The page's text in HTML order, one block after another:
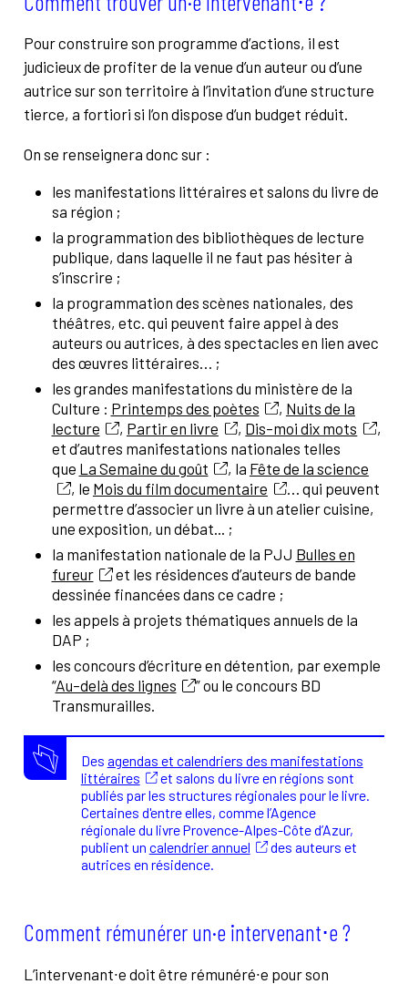
Pour construire son programme d’actions, il est
judicieux de profiter de la venue d’un auteur ou d’une
autrice sur son territoire à l’invitation d’une structure
tierce, a fortiori si l’on dispose d’un budget réduit.
On se renseignera donc sur :
les manifestations littéraires et salons du livre de
sa région ;
la programmation des bibliothèques de lecture
publique, dans laquelle il ne faut pas hésiter à
s’inscrire ;
la programmation des scènes nationales, des
théâtres, etc. qui peuvent faire appel à des
auteurs ou autrices, à des spectacles en lien avec
des œuvres littéraires… ;
les grandes manifestations du ministère de la
Culture : Printemps des poètes , Nuits de la
lecture
, Partir en livre , Dis-moi dix mots
,
et d’autres manifestations nationales telles
que La Semaine du goût , la Fête de la science
, le Mois du film documentaire
… qui peuvent
permettre d’associer un livre à un atelier cuisine,
une exposition, un débat... ;
la manifestation nationale de la PJJ Bulles en
fureur
et les résidences d’auteurs de bande
dessinée financées dans ce cadre ;
les appels à projets thématiques annuels de la
DAP ;
les concours d’écriture en détention, par exemple
“Au-delà des lignes
” ou le concours BD
Transmurailles.
Des agendas et calendriers des manifestations
littéraires
et salons du livre en régions sont
publiés par les structures régionales pour le livre.
Certaines d'entre elles, comme l’Agence
régionale du livre Provence-Alpes-Côte d’Azur,
publient un calendrier annuel
des auteurs et
autrices en résidence.
Comment rémunérer un·e intervenant⋅e ?
L’intervenant∙e doit être rémunéré∙e pour son